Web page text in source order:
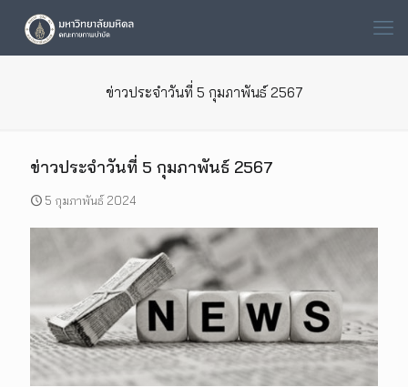
ข่าวประจำวันที่ 5 กุมภาพันธ์ 2567
ข่าวประจำวันที่ 5 กุมภาพันธ์ 2567
5 กุมภาพันธ์ 2024